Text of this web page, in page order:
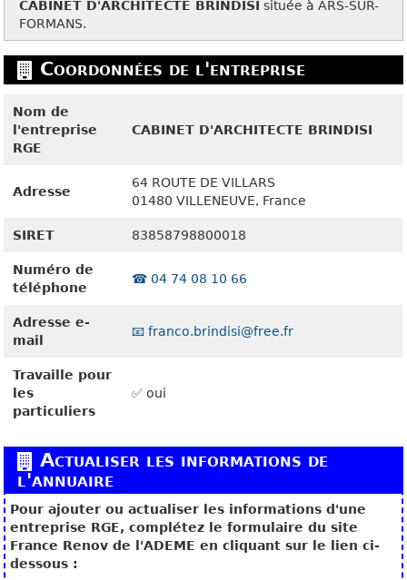
CABINET D'ARCHITECTE BRINDISI située à ARS-SUR-
FORMANS.
Coordonnées de l'entreprise
Nom de
l'entreprise
RGE
CABINET D'ARCHITECTE BRINDISI
Adresse
64 ROUTE DE VILLARS
01480 VILLENEUVE, France
SIRET 83858798800018
Numéro de
téléphone
☎️ 04 74 08 10 66
Adresse e-
mail
📧 franco.brindisi@free.fr
Travaille pour
les
particuliers
✅ oui
Actualiser les informations de
l'annuaire
Pour ajouter ou actualiser les informations d'une
entreprise RGE, complétez le formulaire du site
France Renov de l'ADEME en cliquant sur le lien ci-
dessous :